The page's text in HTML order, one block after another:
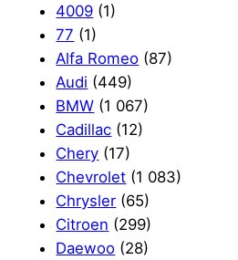
4009 (1)
77 (1)
Alfa Romeo (87)
Audi (449)
BMW (1 067)
Cadillac (12)
Chery (17)
Chevrolet (1 083)
Chrysler (65)
Citroen (299)
Daewoo (28)